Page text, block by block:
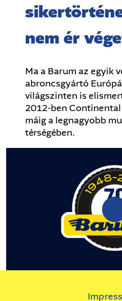
nem ér
Ma a Barum az egyik
abroncsgyártó
világszinten is
2012-ben
máig a legnagyobb
térségében.